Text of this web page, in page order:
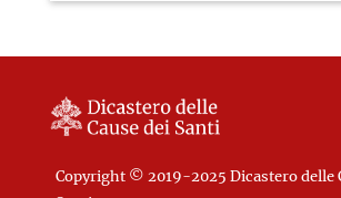
Copyright © 2019-2025 Dicastero delle